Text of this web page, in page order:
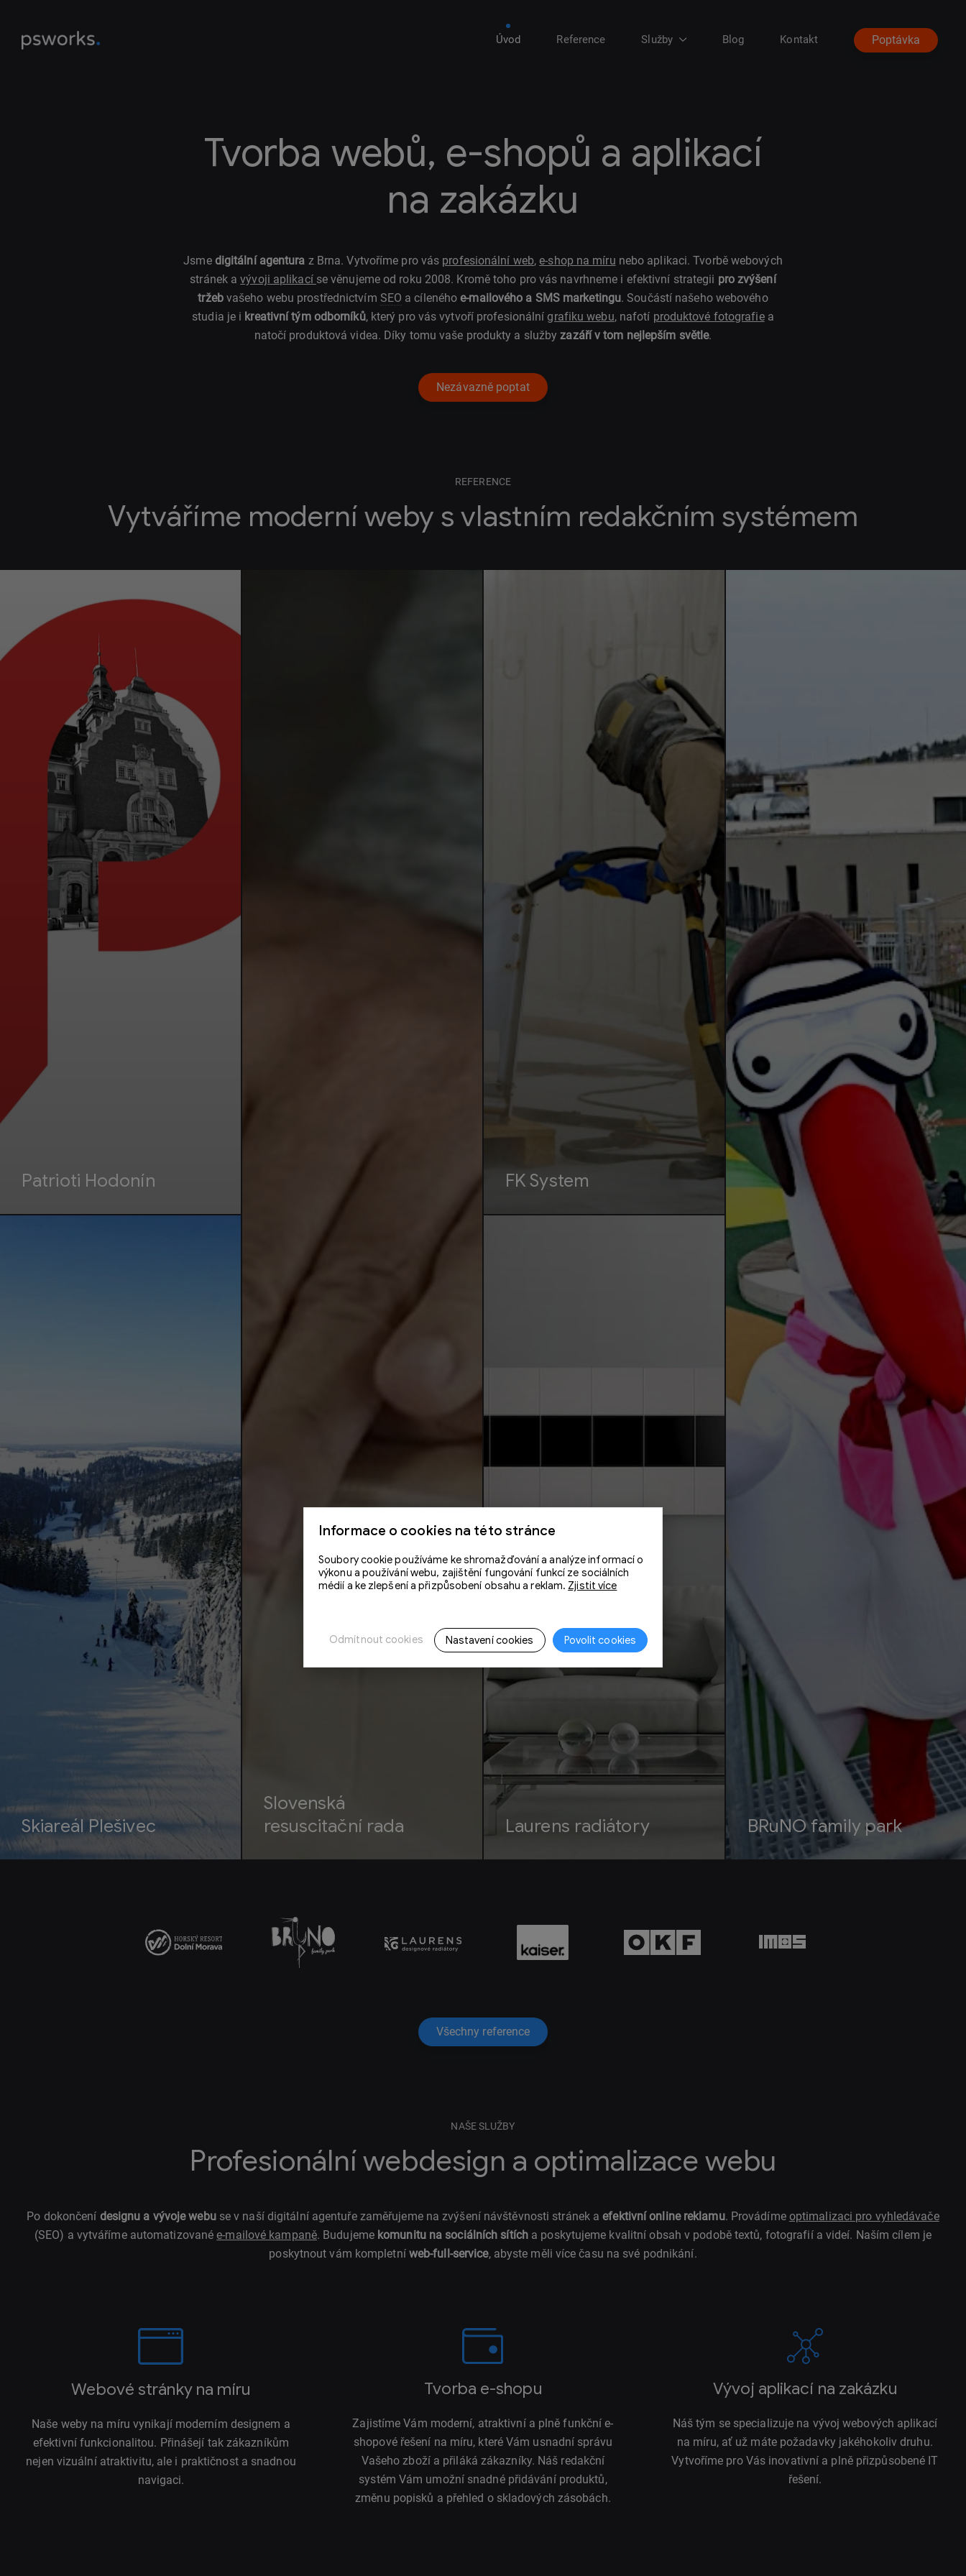
Informace o cookies na této stránce
Soubory cookie používáme ke shromažďování a analýze informací o
výkonu a používání webu, zajištění fungování funkcí ze sociálních
médií a ke zlepšení a přizpůsobení obsahu a reklam. Zjistit více
Povolit cookies
Nastavení cookies
Odmítnout cookies
Úvod Reference Služby Blog Kontakt Poptávka
Tvorba webů, e-shopů a aplikací
na zakázku
Jsme digitální agentura z Brna. Vytvoříme pro vás profesionální web,e-shop na míru nebo aplikaci. Tvorbě webových
stránek avývoji aplikací se věnujeme od roku 2008. Kromě toho pro vás navrhneme i efektivní strategii pro zvýšení
tržebvašeho webu prostřednictvím SEO a cílenéhoe-mailového a SMS marketingu. Součástí našeho webového
studia je i kreativní tým odborníků, který pro vás vytvoří profesionálnígrafiku webu, nafotí produktové fotografiea
natočí produktová videa. Díky tomu vaše produkty a službyzazáří v tom nejlepším světle.
Nezávazně poptat
REFERENCE
Vytváříme moderní weby s vlastním redakčním systémem
Patrioti Hodonín
Slovenská
resuscitační rada
FK System
BRuNO family park
Skiareál Plešivec Laurens radiátory
Všechny reference
NAŠE SLUŽBY
Profesionální webdesign a optimalizace webu
Po dokončení designu a vývoje webuse v naší digitální agentuře zaměřujeme na zvýšení návštěvnosti stránek aefektivní online reklamu. Provádíme optimalizaci pro vyhledávače
(SEO) a vytváříme automatizovanée-mailové kampaně. Budujeme komunitu na sociálních sítích a poskytujeme kvalitní obsah v podobě textů, fotografií a videí. Naším cílem je
poskytnout vám kompletní web-full-service, abyste měli více času na své podnikání.
Webové stránky na míru
Naše weby na míru vynikají moderním designem a
efektivní funkcionalitou. Přinášejí tak zákazníkům
nejen vizuální atraktivitu, ale i praktičnost a snadnou
navigaci.
Tvorba e-shopu
Zajistíme Vám moderní, atraktivní a plně funkční e-
shopové řešení na míru, které Vám usnadní správu
Vašeho zboží a přiláká zákazníky. Náš redakční
systém Vám umožní snadné přidávání produktů,
změnu popisků a přehled o skladových zásobách.
Vývoj aplikací na zakázku
Náš tým se specializuje na vývoj webových aplikací
na míru, ať už máte požadavky jakéhokoliv druhu.
Vytvoříme pro Vás inovativní a plně přizpůsobené IT
řešení.